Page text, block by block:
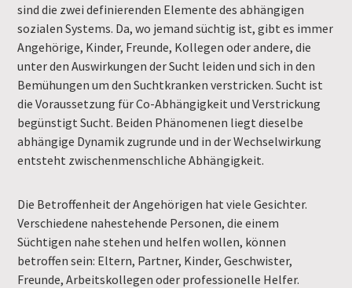
sind die zwei definierenden Elemente des abhängigen
sozialen Systems. Da, wo jemand süchtig ist, gibt es immer
Angehörige, Kinder, Freunde, Kollegen oder andere, die
unter den Auswirkungen der Sucht leiden und sich in den
Bemühungen um den Suchtkranken verstricken. Sucht ist
die Voraussetzung für Co-Abhängigkeit und Verstrickung
begünstigt Sucht. Beiden Phänomenen liegt dieselbe
abhängige Dynamik zugrunde und in der Wechselwirkung
entsteht zwischenmenschliche Abhängigkeit.
Die Betroffenheit der Angehörigen hat viele Gesichter.
Verschiedene nahestehende Personen, die einem
Süchtigen nahe stehen und helfen wollen, können
betroffen sein: Eltern, Partner, Kinder, Geschwister,
Freunde, Arbeitskollegen oder professionelle Helfer.